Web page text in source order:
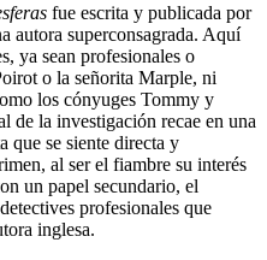
fue escrita y publicada por
autora superconsagrada. Aquí
ya sean profesionales o
o la señorita Marple, ni
los cónyuges Tommy y
de la investigación recae en una
que se siente directa y
al ser el fiambre su interés
un papel secundario, el
profesionales que
inglesa.